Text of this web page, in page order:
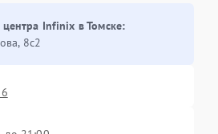
центра Infinix в Томске:
8с2